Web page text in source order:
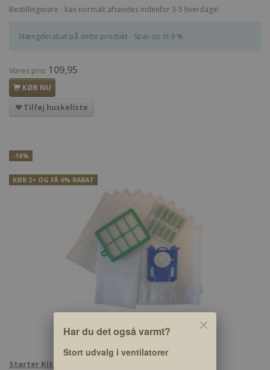
Bestillingsvare - kan normalt afsendes indenfor 3-5 hverdage!
Mængderabat på dette produkt - Spar op til 9 %
Vores pris: 109,95
KØB NU
Tilføj huskeliste
-18%
KØB 2+ OG FÅ 6% RABAT
Starter Kit til Electrolux S-bag
Har du det også varmt?
Stort udvalg i ventilatorer